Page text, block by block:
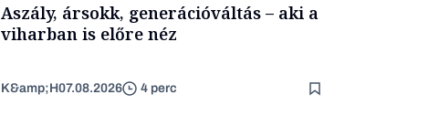
Aszály, ársokk, generációváltás – aki a
viharban is előre néz
K&amp;H07.08.2026 4 perc